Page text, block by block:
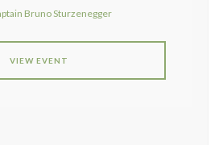
Bruno Sturzenegger
VIEW EVENT